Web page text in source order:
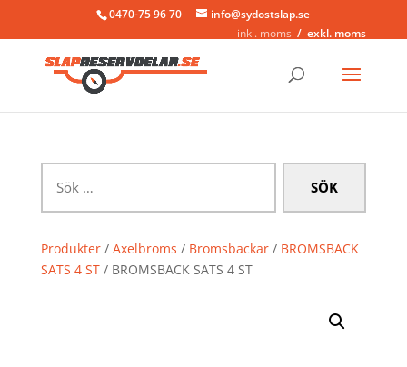
0470-75 96 70
info@sydostslap.se
inkl. moms
exkl. moms
efter:
Produkter/ Axelbroms / Bromsbackar/ BROMSBACK
SATS 4 ST/ BROMSBACK SATS 4 ST